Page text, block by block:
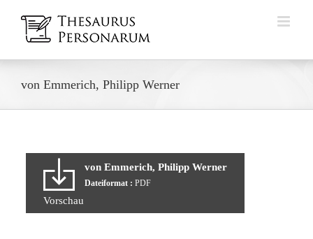
Inhalt
springen
von Emmerich, Philipp Werner
von Emmerich, Philipp Werner
Dateiformat : PDF
Vorschau